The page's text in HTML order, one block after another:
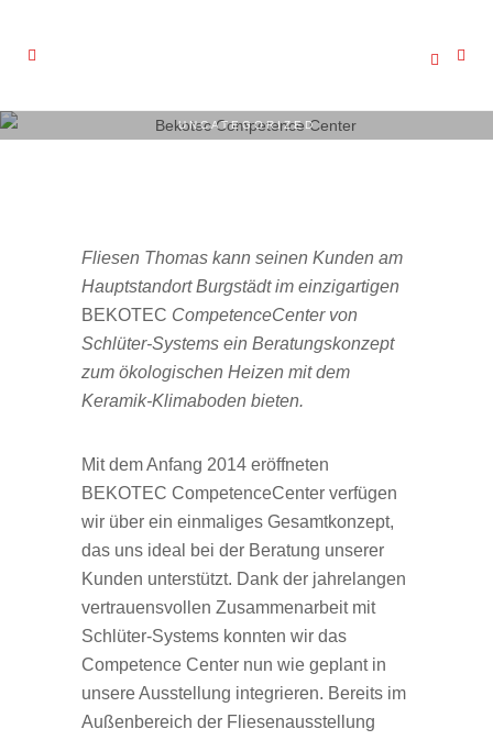
UNCATEGORIZED
Fliesen Thomas kann seinen Kunden am
Hauptstandort Burgstädt im einzigartigen
BEKOTEC CompetenceCenter von
Schlüter-Systems ein Beratungskonzept
zum ökologischen Heizen mit dem
Keramik-Klimaboden bieten.
Mit dem Anfang 2014 eröffneten
BEKOTEC CompetenceCenter verfügen
wir über ein einmaliges Gesamtkonzept,
das uns ideal bei der Beratung unserer
Kunden unterstützt. Dank der jahrelangen
vertrauensvollen Zusammenarbeit mit
Schlüter-Systems konnten wir das
Competence Center nun wie geplant in
unsere Ausstellung integrieren. Bereits im
Außenbereich der Fliesenausstellung